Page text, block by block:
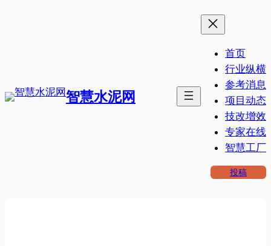
智慧水泥网
首页
行业纵横
参考消息
项目动态
技改增效
专家在线
智慧工厂
投稿